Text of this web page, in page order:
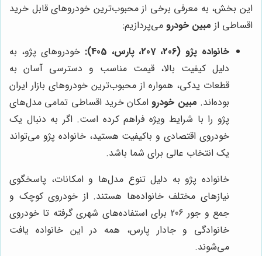
این بخش، به معرفی برخی از محبوب‌ترین خودروهای قابل خرید
اقساطی از مبین خودرو می‌پردازیم:
خانواده پژو (206، 207، پارس، 405):
خودروهای پژو، به
دلیل کیفیت بالا، قیمت مناسب و دسترسی آسان به
قطعات یدکی، همواره از محبوب‌ترین خودروهای بازار ایران
بوده‌اند. مبین خودروامکان خرید اقساطی تمامی مدل‌های
پژو را با شرایط ویژه فراهم کرده است. اگر به دنبال یک
خودروی اقتصادی و باکیفیت هستید، خانواده پژو می‌تواند
یک انتخاب عالی برای شما باشد.
خانواده پژو به دلیل تنوع مدل‌ها و امکانات، پاسخگوی
نیازهای مختلف خانواده‌ها هستند. از خودروی کوچک و
جمع و جور 206 برای استفاده‌های شهری گرفته تا خودروی
خانوادگی و جادار پارس، همه در این خانواده یافت
می‌شوند.